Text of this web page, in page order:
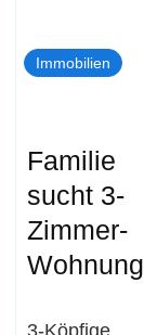
Immobilien
Familie
sucht 3-
Zimmer-
Wohnung